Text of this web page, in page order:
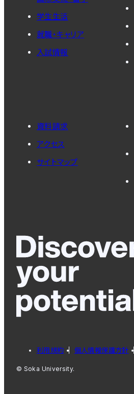
学生生活
就職・キャリア
入試情報
資料請求
アクセス
サイトマップ
利用規約 個人情報保護方針
© Soka University.